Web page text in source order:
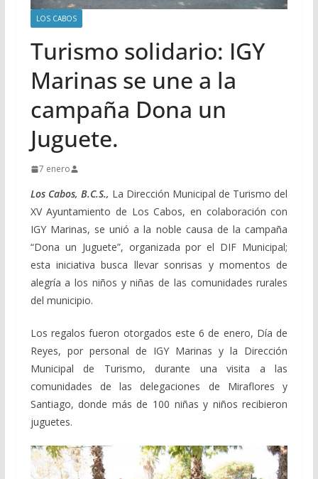
LOS CABOS
Turismo solidario: IGY
Marinas se une a la
campaña Dona un
Juguete.
7 enero
Los Cabos, B.C.S., La Dirección Municipal de Turismo del
XV Ayuntamiento de Los Cabos, en colaboración con
IGY Marinas, se unió a la noble causa de la campaña
“Dona un Juguete”, organizada por el DIF Municipal;
esta iniciativa busca llevar sonrisas y momentos de
alegría a los niños y niñas de las comunidades rurales
del municipio.
Los regalos fueron otorgados este 6 de enero, Día de
Reyes, por personal de IGY Marinas y la Dirección
Municipal de Turismo, durante una visita a las
comunidades de las delegaciones de Miraflores y
Santiago, donde más de 100 niñas y niños recibieron
juguetes.